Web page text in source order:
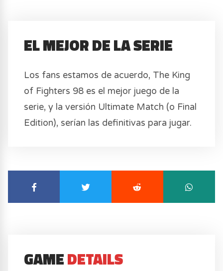
EL MEJOR DE LA SERIE
Los fans estamos de acuerdo, The King
of Fighters 98 es el mejor juego de la
serie, y la versión Ultimate Match (o Final
Edition), serían las definitivas para jugar.
GAMEDETAILS